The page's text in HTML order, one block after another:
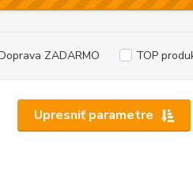
Upresniť parametre
ZADARMO TOP